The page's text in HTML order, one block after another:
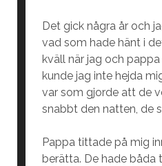
Det gick några år och
vad som hade hänt i
kväll när jag och
kunde jag inte hejda
var som gjorde att de
snabbt den natten, de
Pappa tittade på mig
berätta. De hade båda